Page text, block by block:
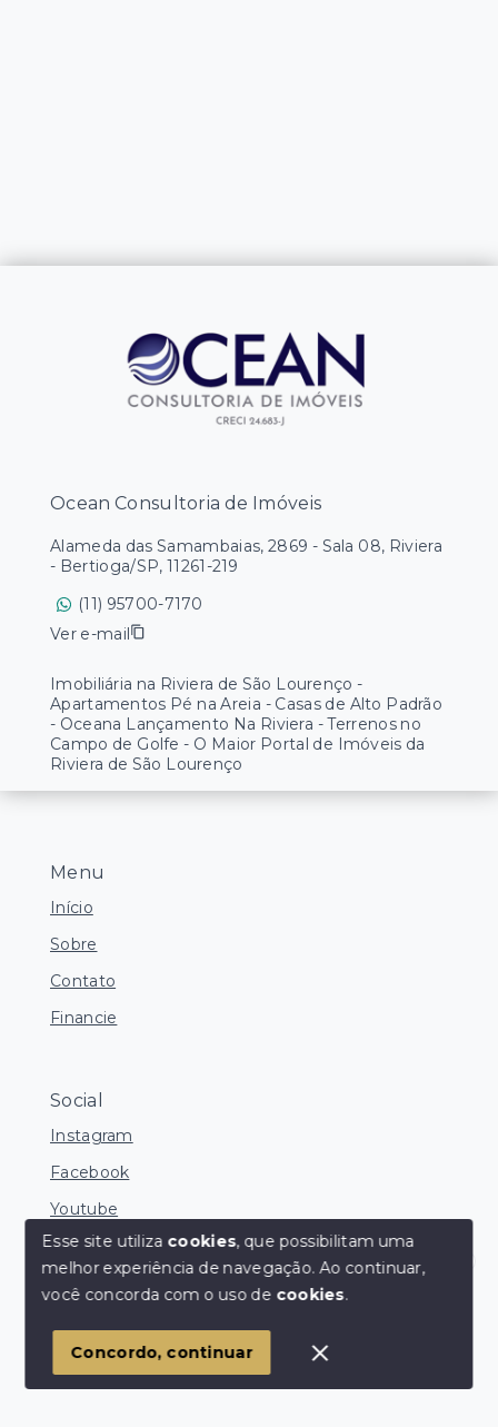
Menu
Início
Sobre
Contato
Financie
Social
Instagram
Facebook
Youtube
© Copyright 2026 - Ocean Consultoria de Imóveis -
SITE PARA IMOBILIARIA
Ocean Consultoria de Imóveis
Alameda das Samambaias, 2869 - Sala 08, Riviera
- Bertioga/SP, 11261-219
(11) 95700-7170
Ver e-mail
Imobiliária na Riviera de São Lourenço -
Apartamentos Pé na Areia - Casas de Alto Padrão
- Oceana Lançamento Na Riviera - Terrenos no
Campo de Golfe - O Maior Portal de Imóveis da
Riviera de São Lourenço
Corretores Online
Esse site utiliza cookies, que possibilitam uma
melhor experiência de navegação.Ao continuar,
você concorda com o uso de cookies.
Concordo, continuar